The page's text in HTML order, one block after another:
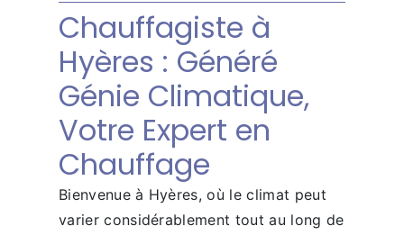
Chauffagiste à
Hyères : Généré
Génie Climatique,
Votre Expert en
Chauffage
Bienvenue à Hyères, où le climat peut
varier considérablement tout au long de